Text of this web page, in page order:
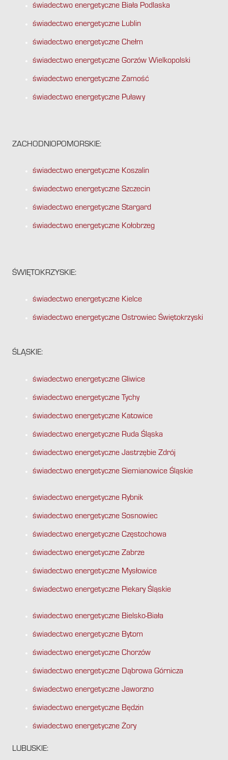
świadectwo energetyczne Biała Podlaska
świadectwo energetyczne Lublin
świadectwo energetyczne Chełm
świadectwo energetyczne Gorzów Wielkopolski
świadectwo energetyczne Zamość
świadectwo energetyczne Puławy
ZACHODNIOPOMORSKIE:
świadectwo energetyczne Koszalin
świadectwo energetyczne Szczecin
świadectwo energetyczne Stargard
świadectwo energetyczne Kołobrzeg
ŚWIĘTOKRZYSKIE:
świadectwo energetyczne Kielce
świadectwo energetyczne Ostrowiec Świętokrzyski
ŚLĄSKIE:
świadectwo energetyczne Gliwice
świadectwo energetyczne Tychy
świadectwo energetyczne Katowice
świadectwo energetyczne Ruda Śląska
świadectwo energetyczne Jastrzębie Zdrój
świadectwo energetyczne Siemianowice Śląskie
świadectwo energetyczne Rybnik
świadectwo energetyczne Sosnowiec
świadectwo energetyczne Częstochowa
świadectwo energetyczne Zabrze
świadectwo energetyczne Mysłowice
świadectwo energetyczne Piekary Śląskie
świadectwo energetyczne Bielsko-Biała
świadectwo energetyczne Bytom
świadectwo energetyczne Chorzów
świadectwo energetyczne Dąbrowa Górnicza
świadectwo energetyczne Jaworzno
świadectwo energetyczne Będzin
świadectwo energetyczne Żory
LUBUSKIE: